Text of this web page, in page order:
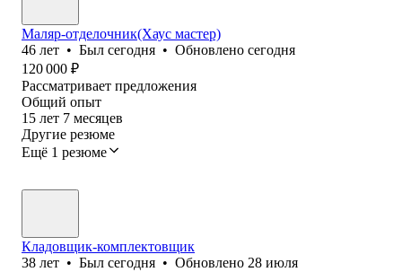
Маляр-отделочник(Хаус мастер)
46 лет • Был сегодня • Обновлено сегодня
120 000 ₽
Рассматривает предложения
Общий опыт
15 лет 7 месяцев
Другие резюме
Ещё 1 резюме
Кладовщик-комплектовщик
38 лет • Был сегодня • Обновлено 28 июля